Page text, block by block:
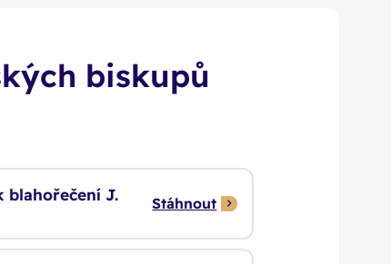
biskupů
blahořečení J.
Stáhnout